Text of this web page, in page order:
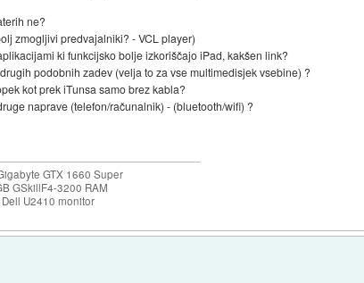
ne?
zmogljivi predvajalniki? - VCL player)
ki funkcijsko bolje izkoriščajo iPad, kakšen link?
podobnih zadev (velja to za vse multimedisjek vsebine) ?
kot prek iTunsa samo brez kabla?
naprave (telefon/računalnik) - (bluetooth/wifi) ?
GTX 1660 Super
GSkillF4-3200 RAM
U2410 monitor